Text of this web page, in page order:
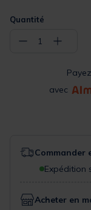
Quantité
− 1 +
avec
Commander
Expédition
Acheter en